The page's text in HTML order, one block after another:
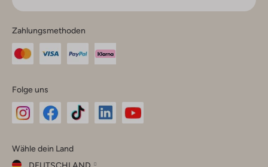
Zahlungsmethoden
Folge uns
Instagram
Facebook
TikTok
Wähle dein Land